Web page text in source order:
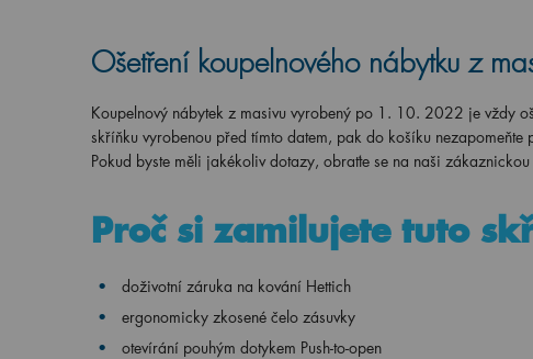
Ošetření koupelnového nábytku z
Koupelnový nábytek z masivu vyrobený po 1. 10. 2022 je vždy
skříňku vyrobenou před tímto datem, pak do košíku nezapomeňte
Pokud byste měli jakékoliv dotazy, obraťte se na naši
Proč si zamilujete tuto
doživotní záruka na kování Hettich
ergonomicky zkosené čelo zásuvky
otevírání pouhým dotykem Push-to-open